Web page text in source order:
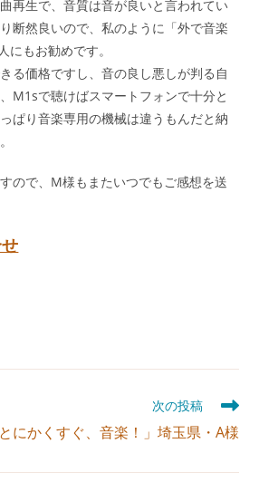
再生で、音質は音が良いと言われてい
断然良いので、私のように「外で音楽
もお勧めです。
る価格ですし、音の良し悪しが判る自
M1sで聴けばスマートフォンで十分と
ぱり音楽専用の機械は違うもんだと納
ので、M様もまたいつでもご感想を送
次の投稿
にかくすぐ、音楽！」埼玉県・A様